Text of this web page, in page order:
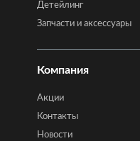
Детейлинг
Запчасти и аксессуары
Компания
Акции
Контакты
Новости